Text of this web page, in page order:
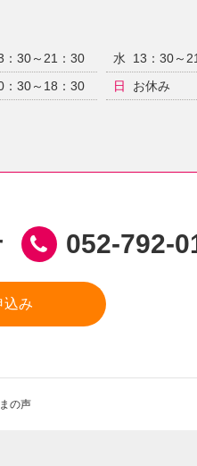
：30～21：30 水 13：30～
：30～18：30 日 お休み
052-792-
込み
の声